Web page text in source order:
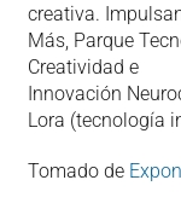
creativa.
Más, Parque
Creatividad e
Innovación
Lora (tecnología
Tomado de